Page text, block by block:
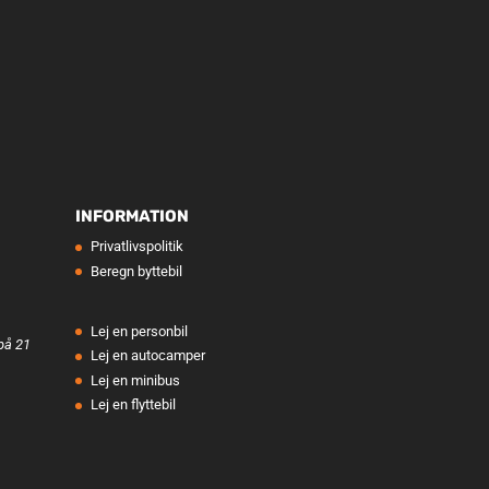
21
INFORMATION
Privatlivspolitik
Beregn byttebil
Lej en personbil
Lej en autocamper
Lej en minibus
Lej en flyttebil